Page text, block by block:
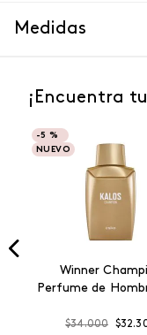
Medidas
¡Encuentra
-5 %
NUEVO
Winner
Perfume de
$34.000 $32.